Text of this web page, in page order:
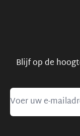
Blijf op de